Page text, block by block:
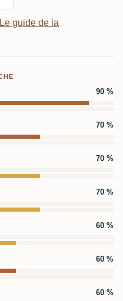
Le guide de la
90 %
70 %
70 %
70 %
60 %
60 %
60 %